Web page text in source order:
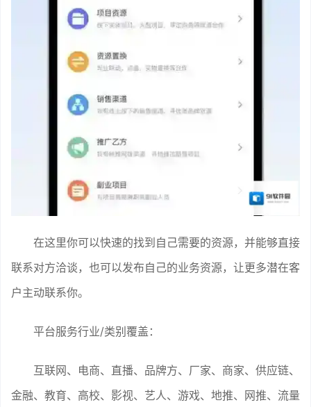
在这里你可以快速的找到自己需要的资源，并能够直接
联系对方洽谈，也可以发布自己的业务资源，让更多潜在客
户主动联系你。
平台服务行业/类别覆盖：
互联网、电商、直播、品牌方、厂家、商家、供应链、
金融、教育、高校、影视、艺人、游戏、地推、网推、流量